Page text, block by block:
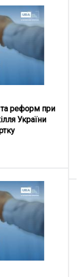
реформ при
України
захисту
та реформ
експерта